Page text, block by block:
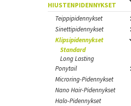
HIUSTENPIDENNYKSET
Teippipidennykset
Sinettipidennykset
Klipsipidennykset
Standard
Long Lasting
Ponytail
Microring-Pidennykset
Nano Hair-Pidennykset
Halo-Pidennykset